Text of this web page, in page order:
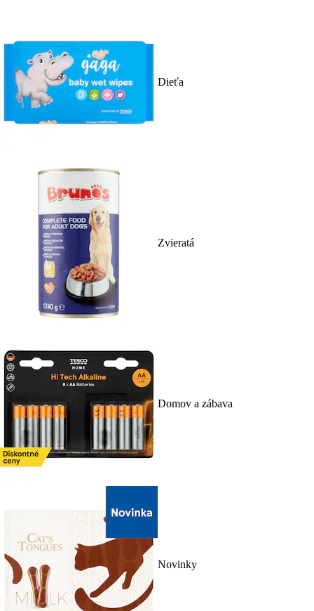
Dieťa
Zvieratá
Domov a zábava
Novinky